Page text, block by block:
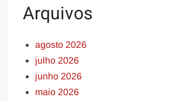
Arquivos
agosto 2026
julho 2026
junho 2026
maio 2026